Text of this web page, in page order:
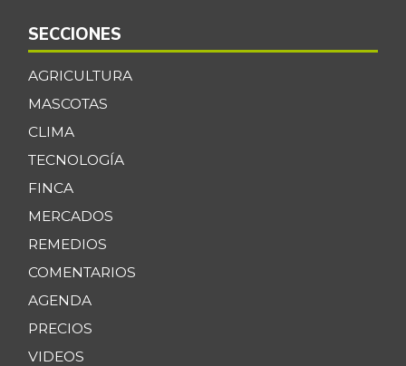
SECCIONES
AGRICULTURA
MASCOTAS
CLIMA
TECNOLOGÍA
FINCA
MERCADOS
REMEDIOS
COMENTARIOS
AGENDA
PRECIOS
VIDEOS